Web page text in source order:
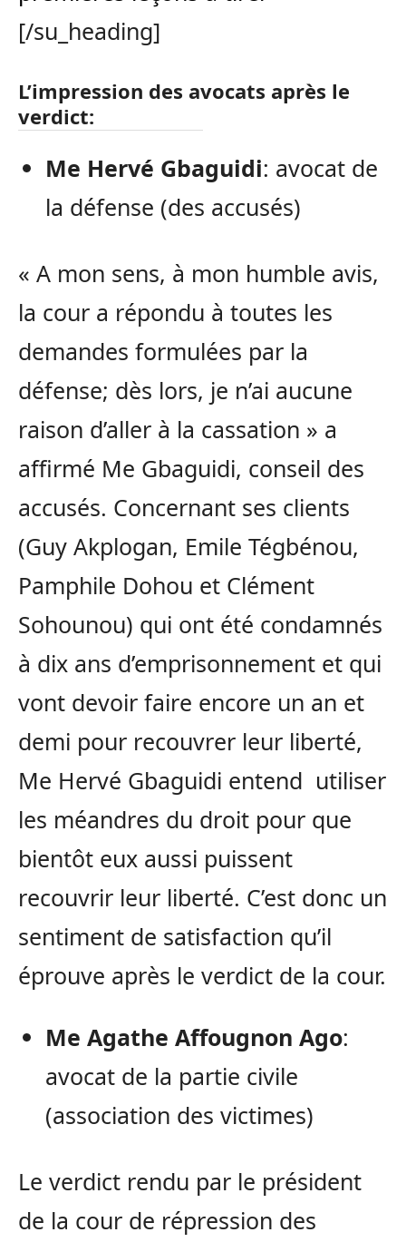
[/su_heading]
L’impression des avocats après le
verdict:
Me Hervé Gbaguidi: avocat de
la défense (des accusés)
« A mon sens, à mon humble avis,
la cour a répondu à toutes les
demandes formulées par la
défense; dès lors, je n’ai aucune
raison d’aller à la cassation » a
affirmé Me Gbaguidi, conseil des
accusés. Concernant ses clients
(Guy Akplogan, Emile Tégbénou,
Pamphile Dohou et Clément
Sohounou) qui ont été condamnés
à dix ans d’emprisonnement et qui
vont devoir faire encore un an et
demi pour recouvrer leur liberté,
Me Hervé Gbaguidi entend utiliser
les méandres du droit pour que
bientôt eux aussi puissent
recouvrir leur liberté. C’est donc un
sentiment de satisfaction qu’il
éprouve après le verdict de la cour.
Me Agathe Affougnon Ago:
avocat de la partie civile
(association des victimes)
Le verdict rendu par le président
de la cour de répression des